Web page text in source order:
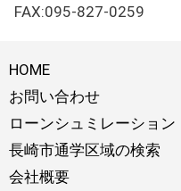
FAX:095-827-0259
HOME
お問い合わせ
ローンシュミレーション
長崎市通学区域の検索
会社概要